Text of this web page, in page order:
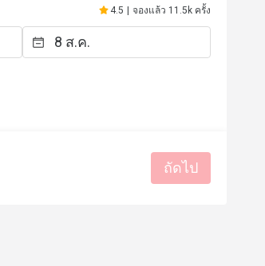
S****************y
4.5 | จองแล้ว 11.5k ครั้ง
ถัดไป